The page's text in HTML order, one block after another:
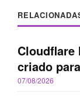
Cloudflare
criado
07/08/2026